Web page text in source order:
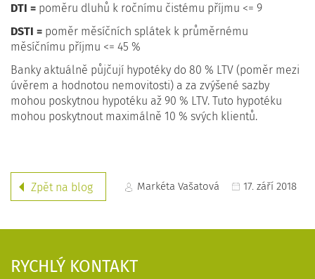
DTI = poměru dluhů k ročnímu čistému příjmu <= 9
DSTI = poměr měsíčních splátek k průměrnému
měsíčnímu příjmu <= 45 %
Banky aktuálně půjčují hypotéky do 80 % LTV (poměr mezi
úvěrem a hodnotou nemovitosti) a za zvýšené sazby
mohou poskytnou hypotéku až 90 % LTV. Tuto hypotéku
mohou poskytnout maximálně 10 % svých klientů.
Zpět na blog Markéta Vašatová 17. září 2018
RYCHLÝ KONTAKT